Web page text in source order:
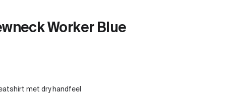
Worker Blue